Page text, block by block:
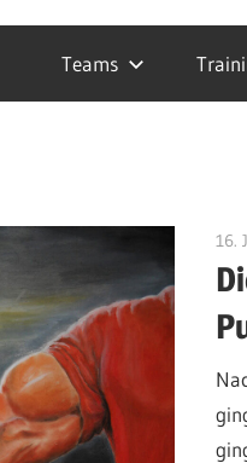
Teams
16.